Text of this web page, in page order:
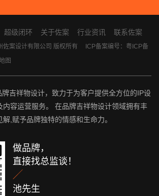
超级闭环 关于佐案 行业资讯 联系佐案
佐案设计有限公司 版权所有
ICP备案编号：粤ICP备
图
吉祥物设计，致力于为客户提供全方位的IP设
内容运营服务。 在品牌吉祥物设计领域拥有丰
,赋予品牌独特的情感和生命力。
做品牌，
直接找总监谈！

池先生